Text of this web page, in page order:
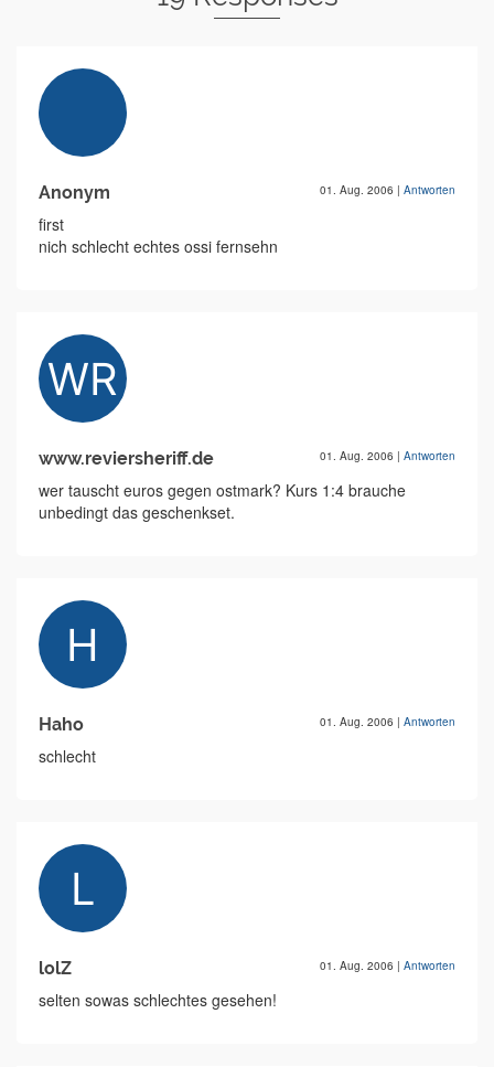
Anonym 01. Aug. 2006 | Antworten
first
nich schlecht echtes ossi fernsehn
www.reviersheriff.de 01. Aug. 2006 | Antworten
wer tauscht euros gegen ostmark? Kurs 1:4 brauche
unbedingt das geschenkset.
Haho 01. Aug. 2006 | Antworten
schlecht
lolZ 01. Aug. 2006 | Antworten
selten sowas schlechtes gesehen!